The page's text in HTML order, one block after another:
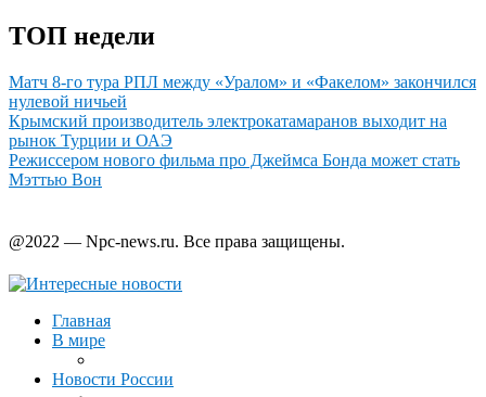
ТОП недели
Матч 8-го тура РПЛ между «Уралом» и «Факелом» закончился
нулевой ничьей
Крымский производитель электрокатамаранов выходит на
рынок Турции и ОАЭ
Режиссером нового фильма про Джеймса Бонда может стать
Мэттью Вон
@2022 — Npc-news.ru. Все права защищены.
Главная
В мире
Новости России